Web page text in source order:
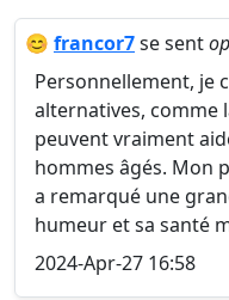
😊 francor7se sent
Personnellement, je
alternatives, comme
peuvent vraiment
hommes âgés. Mon
a remarqué une
humeur et sa santé
2024-Apr-27 16:58